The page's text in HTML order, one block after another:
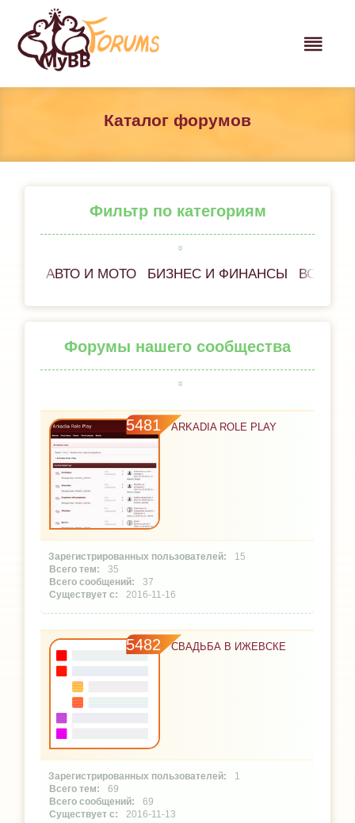
Каталог форумов
Фильтр по категориям
АВТО И МОТО БИЗНЕС И ФИНАНСЫ ВСЁ
Форумы нашего сообщества
5481 ARKADIA ROLE PLAY
15
35
37
2016-11-16
5482 СВАДЬБА В ИЖЕВСКЕ
1
69
69
2016-11-13